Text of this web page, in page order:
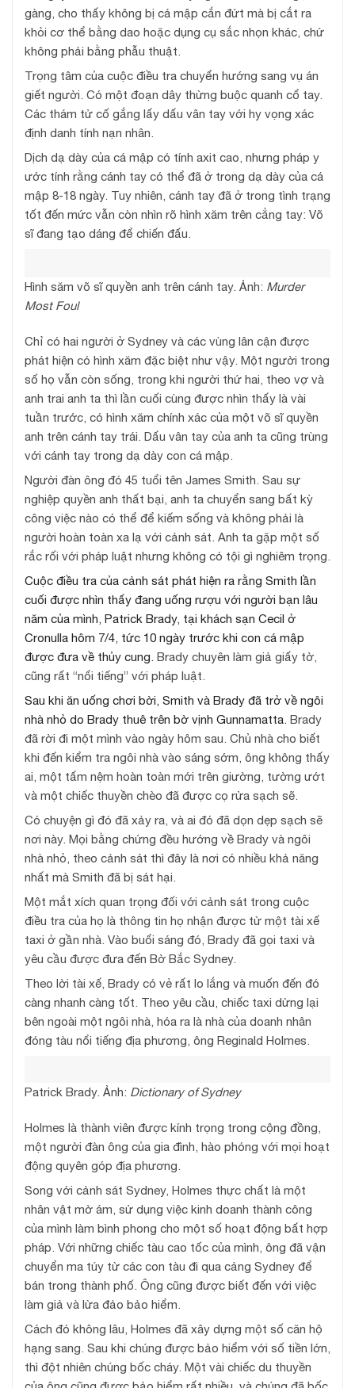
gàng, cho thấy không bị cá mập cắn đứt mà bị cắt ra
khỏi cơ thể bằng dao hoặc dụng cụ sắc nhọn khác, chứ
không phải bằng phẫu thuật.
Trọng tâm của cuộc điều tra chuyển hướng sang vụ án
giết người. Có một đoạn dây thừng buộc quanh cổ tay.
Các thám tử cố gắng lấy dấu vân tay với hy vọng xác
định danh tính nạn nhân.
Dịch dạ dày của cá mập có tính axit cao, nhưng pháp y
ước tính rằng cánh tay có thể đã ở trong dạ dày của cá
mập 8-18 ngày. Tuy nhiên, cánh tay đã ở trong tình trạng
tốt đến mức vẫn còn nhìn rõ hình xăm trên cẳng tay: Võ
sĩ đang tạo dáng để chiến đấu.
Hình săm võ sĩ quyền anh trên cánh tay. Ảnh: Murder
Most Foul
Chỉ có hai người ở Sydney và các vùng lân cận được
phát hiện có hình xăm đặc biệt như vậy. Một người trong
số họ vẫn còn sống, trong khi người thứ hai, theo vợ và
anh trai anh ta thì lần cuối cùng được nhìn thấy là vài
tuần trước, có hình xăm chính xác của một võ sĩ quyền
anh trên cánh tay trái. Dấu vân tay của anh ta cũng trùng
với cánh tay trong dạ dày con cá mập.
Người đàn ông đó 45 tuổi tên James Smith. Sau sự
nghiệp quyền anh thất bại, anh ta chuyển sang bất kỳ
công việc nào có thể để kiếm sống và không phải là
người hoàn toàn xa lạ với cảnh sát. Anh ta gặp một số
rắc rối với pháp luật nhưng không có tội gì nghiêm trọng.
Cuộc điều tra của cảnh sát phát hiện ra rằng Smith lần
cuối được nhìn thấy đang uống rượu với người bạn lâu
năm của mình, Patrick Brady, tại khách sạn Cecil ở
Cronulla hôm 7/4, tức 10 ngày trước khi con cá mập
được đưa về thủy cung. Brady chuyên làm giả giấy tờ,
cũng rất “nổi tiếng” với pháp luật.
Sau khi ăn uống chơi bời, Smith và Brady đã trở về ngôi
nhà nhỏ do Brady thuê trên bờ vịnh Gunnamatta. Brady
đã rời đi một mình vào ngày hôm sau. Chủ nhà cho biết
khi đến kiểm tra ngôi nhà vào sáng sớm, ông không thấy
ai, một tấm nệm hoàn toàn mới trên giường, tường ướt
và một chiếc thuyền chèo đã được cọ rửa sạch sẽ.
Có chuyện gì đó đã xảy ra, và ai đó đã dọn dẹp sạch sẽ
nơi này. Mọi bằng chứng đều hướng về Brady và ngôi
nhà nhỏ, theo cảnh sát thì đây là nơi có nhiều khả năng
nhất mà Smith đã bị sát hại.
Một mắt xích quan trọng đối với cảnh sát trong cuộc
điều tra của họ là thông tin họ nhận được từ một tài xế
taxi ở gần nhà. Vào buổi sáng đó, Brady đã gọi taxi và
yêu cầu được đưa đến Bờ Bắc Sydney.
Theo lời tài xế, Brady có vẻ rất lo lắng và muốn đến đó
càng nhanh càng tốt. Theo yêu cầu, chiếc taxi dừng lại
bên ngoài một ngôi nhà, hóa ra là nhà của doanh nhân
đóng tàu nổi tiếng địa phương, ông Reginald Holmes.
Patrick Brady. Ảnh: Dictionary of Sydney
Holmes là thành viên được kính trọng trong cộng đồng,
một người đàn ông của gia đình, hào phóng với mọi hoạt
động quyên góp địa phương.
Song với cảnh sát Sydney, Holmes thực chất là một
nhân vật mờ ám, sử dụng việc kinh doanh thành công
của mình làm bình phong cho một số hoạt động bất hợp
pháp. Với những chiếc tàu cao tốc của mình, ông đã vận
chuyển ma túy từ các con tàu đi qua cảng Sydney để
bán trong thành phố. Ông cũng được biết đến với việc
làm giả và lừa đảo bảo hiểm.
Cách đó không lâu, Holmes đã xây dựng một số căn hộ
hạng sang. Sau khi chúng được bảo hiểm với số tiền lớn,
thì đột nhiên chúng bốc cháy. Một vài chiếc du thuyền